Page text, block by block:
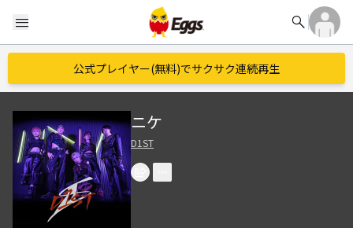
menu search
公式プレイヤー(無料)でサクサク連続再生
ニケ
D1ST